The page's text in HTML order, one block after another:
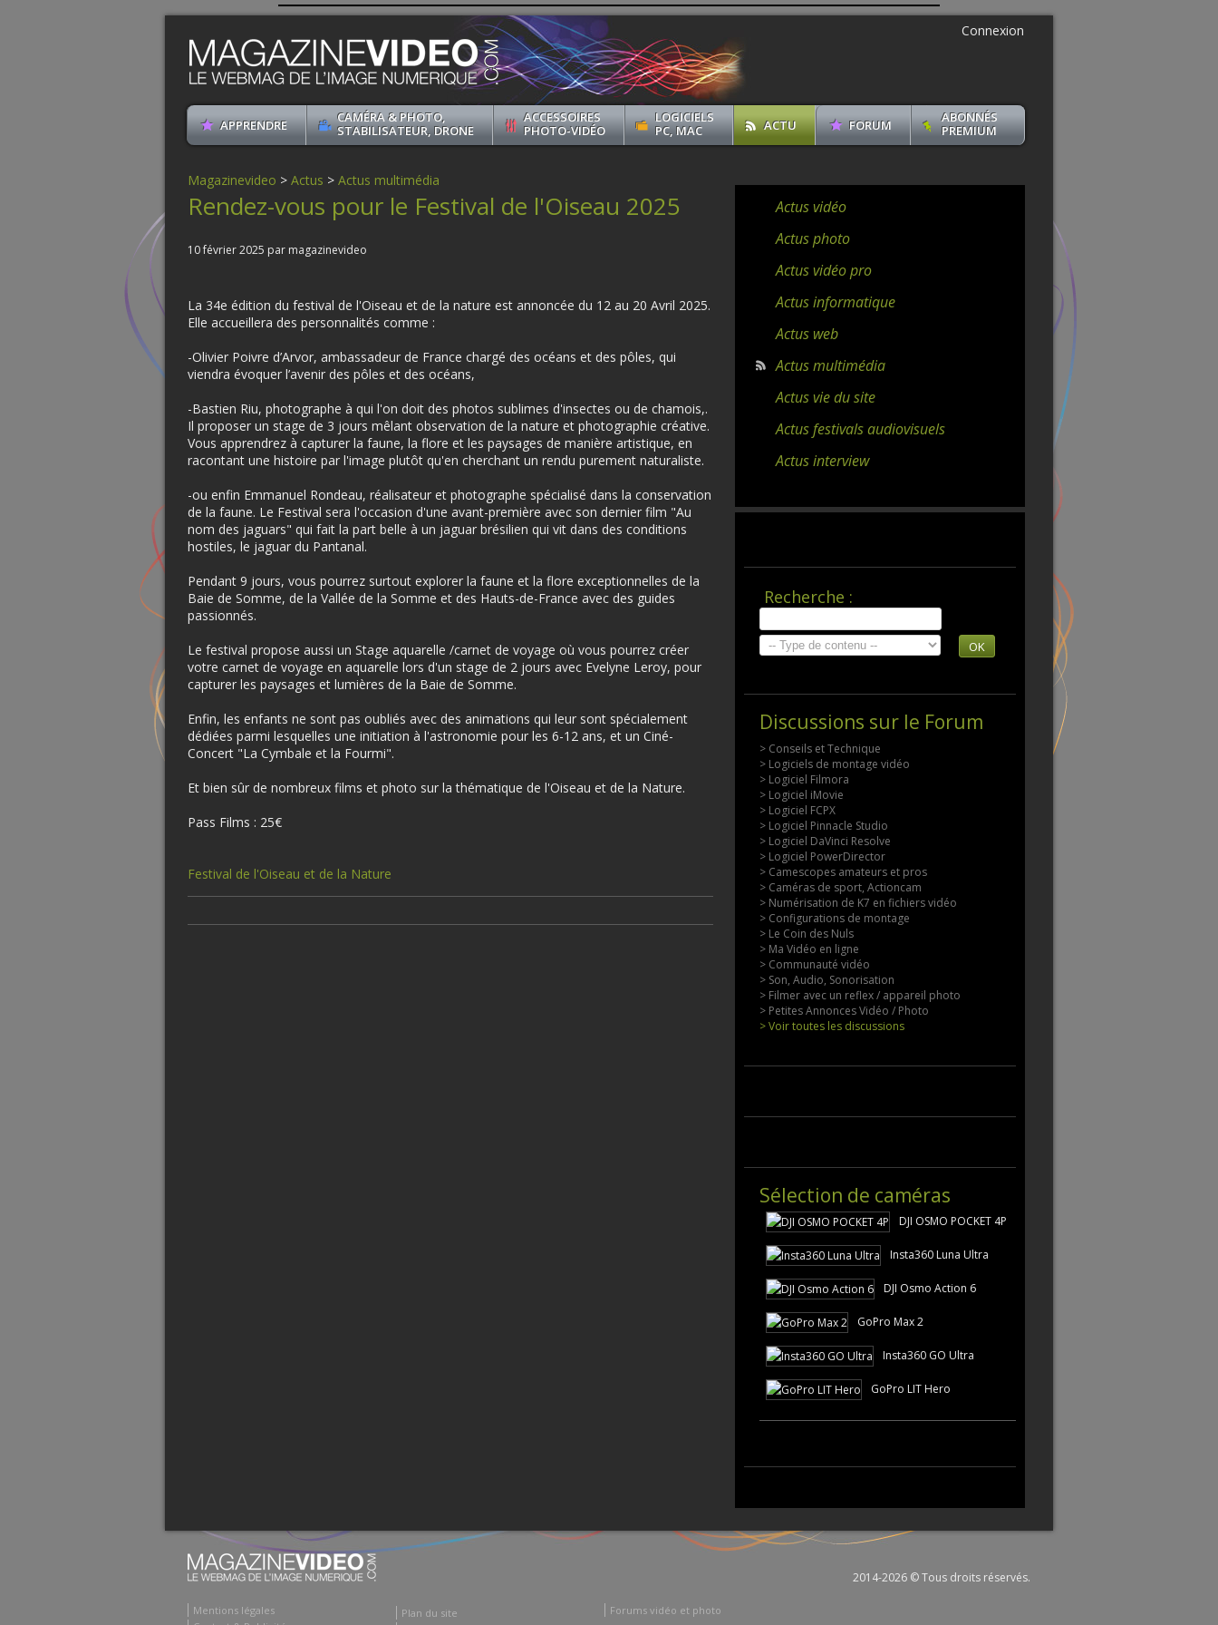
Connexion
APPRENDRE
CAMÉRA & PHOTO,
STABILISATEUR, DRONE
ACCESSOIRES
PHOTO-VIDÉO
LOGICIELS
PC, MAC
ACTU FORUM
ABONNÉS
PREMIUM
Magazinevideo > Actus > Actus multimédia
Rendez-vous pour le Festival de l'Oiseau 2025
10 février 2025 par magazinevideo
La 34e édition du festival de l'Oiseau et de la nature est annoncée du 12 au 20 Avril 2025.
Elle accueillera des personnalités comme :
-Olivier Poivre d’Arvor, ambassadeur de France chargé des océans et des pôles, qui
viendra évoquer l’avenir des pôles et des océans,
-Bastien Riu, photographe à qui l'on doit des photos sublimes d'insectes ou de chamois,.
Il proposer un stage de 3 jours mêlant observation de la nature et photographie créative.
Vous apprendrez à capturer la faune, la flore et les paysages de manière artistique, en
racontant une histoire par l'image plutôt qu'en cherchant un rendu purement naturaliste.
-ou enfin Emmanuel Rondeau, réalisateur et photographe spécialisé dans la conservation
de la faune. Le Festival sera l'occasion d'une avant-première avec son dernier film "Au
nom des jaguars" qui fait la part belle à un jaguar brésilien qui vit dans des conditions
hostiles, le jaguar du Pantanal.
Pendant 9 jours, vous pourrez surtout explorer la faune et la flore exceptionnelles de la
Baie de Somme, de la Vallée de la Somme et des Hauts-de-France avec des guides
passionnés.
Le festival propose aussi un Stage aquarelle /carnet de voyage où vous pourrez créer
votre carnet de voyage en aquarelle lors d'un stage de 2 jours avec Evelyne Leroy, pour
capturer les paysages et lumières de la Baie de Somme.
Enfin, les enfants ne sont pas oubliés avec des animations qui leur sont spécialement
dédiées parmi lesquelles une initiation à l'astronomie pour les 6-12 ans, et un Ciné-
Concert "La Cymbale et la Fourmi".
Et bien sûr de nombreux films et photo sur la thématique de l'Oiseau et de la Nature.
Pass Films : 25€
Festival de l'Oiseau et de la Nature
Actus vidéo
Actus photo
Actus vidéo pro
Actus informatique
Actus web
Actus multimédia
Actus vie du site
Actus festivals audiovisuels
Actus interview
Recherche :
OK
Discussions sur le Forum
> Conseils et Technique
> Logiciels de montage vidéo
> Logiciel Filmora
> Logiciel iMovie
> Logiciel FCPX
> Logiciel Pinnacle Studio
> Logiciel DaVinci Resolve
> Logiciel PowerDirector
> Camescopes amateurs et pros
> Caméras de sport, Actioncam
> Numérisation de K7 en fichiers vidéo
> Configurations de montage
> Le Coin des Nuls
> Ma Vidéo en ligne
> Communauté vidéo
> Son, Audio, Sonorisation
> Filmer avec un reflex / appareil photo
> Petites Annonces Vidéo / Photo
> Voir toutes les discussions
Sélection de caméras
DJI OSMO POCKET 4P
Insta360 Luna Ultra
DJI Osmo Action 6
GoPro Max 2
Insta360 GO Ultra
GoPro LIT Hero
2014-2026 © Tous droits réservés.
Mentions légales
Plan du site
Forums vidéo et photo